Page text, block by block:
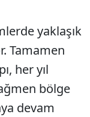
yaklaşık
Tamamen
her yıl
bölge
devam